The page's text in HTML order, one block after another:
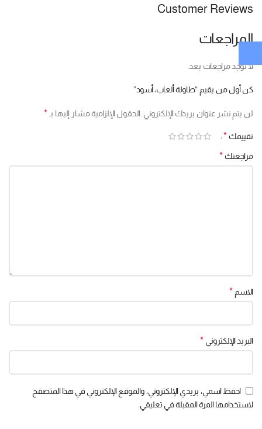
Customer Reviews
المراجعات
لا توجد مراجعات بعد.
كن أول من يقيم “طاولة ألعاب، أسود”
لن يتم نشر عنوان بريدك الإلكتروني. الحقول الإلزامية مشار إليها بـ *
تقييمك *
مراجعتك *
الاسم *
البريد الإلكتروني *
احفظ اسمي، بريدي الإلكتروني، والموقع الإلكتروني في هذا المتصفح
لاستخدامها المرة المقبلة في تعليقي.